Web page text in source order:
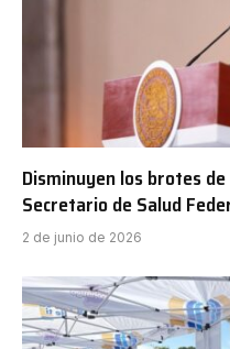
Disminuyen los brotes
Secretario de Salud
2 de junio de 2026